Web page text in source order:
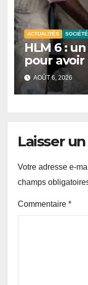
ACTUALITÉS SOCIÉTÉ
HLM 6 :
pour
et
impropre
AOÛT 6, 2026
Laisser
Votre adresse e-
champs
Commentaire *